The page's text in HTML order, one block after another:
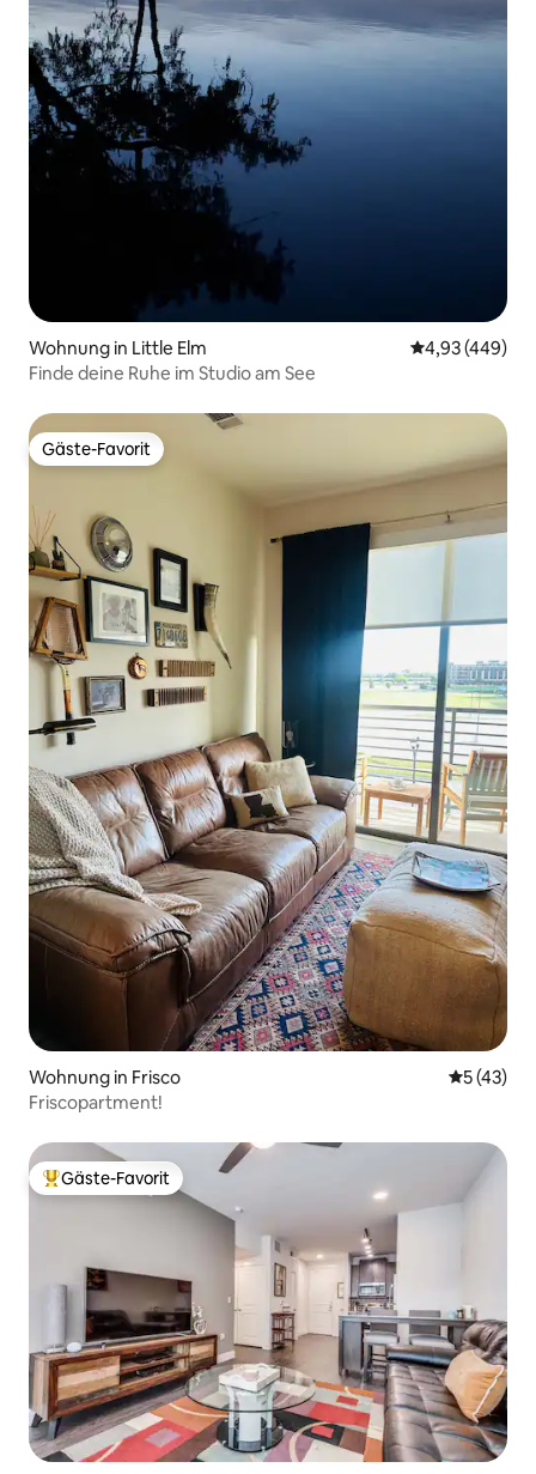
Wohnung in Little Elm
4,93 (449)
Finde deine Ruhe im Studio am See
Gäste-Favorit
Gäste-Favorit
Wohnung in Frisco
5 (43)
Friscopartment!
Beliebter Gäste-Favorit.
Gäste-Favorit